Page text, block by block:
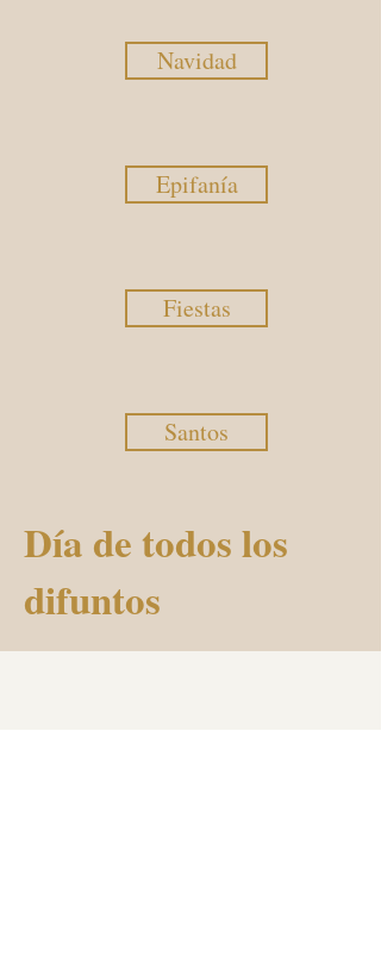
Navidad
Epifanía
Fiestas
Santos
Día de todos los
difuntos